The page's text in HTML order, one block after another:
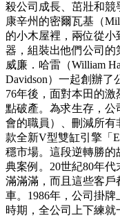
殺公司成長、茁壯和競
康辛州的密爾瓦基（
的小木屋裡，兩位從
器，組裝出他們公司的
威廉．哈雷（William
Davidson）一起創辦了
76年後，面對本田的
點破產。為求生存，公
會的職員）、刪減所
款全新V型雙缸引擎「
穩市場。這段逆轉勝
典案例。20世紀80年
滿滿滿，而且這些客
車。1986年，公司掛
時期，全公司上下練